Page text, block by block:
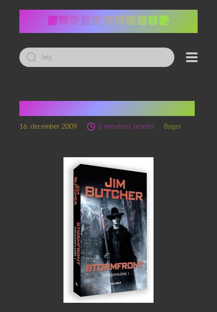
Led
efter:
16. december 2009 3 minutters læsetid Bøger